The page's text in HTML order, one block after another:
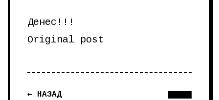
Денес!!!
Original post
← НАЗАД